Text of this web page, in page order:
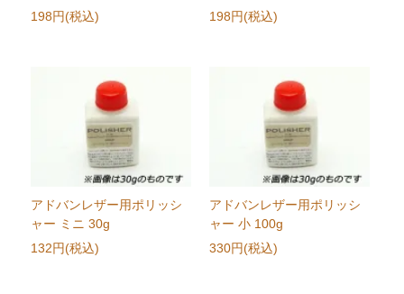
198円(税込)
198円(税込)
アドバンレザー用ポリッシ
ャー ミニ 30g
132円(税込)
アドバンレザー用ポリッシ
ャー 小 100g
330円(税込)